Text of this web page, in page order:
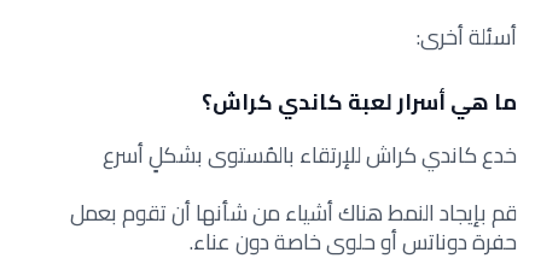
أسئلة أخرى:
ما هي أسرار لعبة كاندي كراش؟
خدع كاندي كراش للإرتقاء بالمُستوى بشكلٍ أسرع
قم بإيجاد النمط هناك أشياء من شأنها أن تقوم بعمل
حفرة دوناتس أو حلوى خاصة دون عناء.